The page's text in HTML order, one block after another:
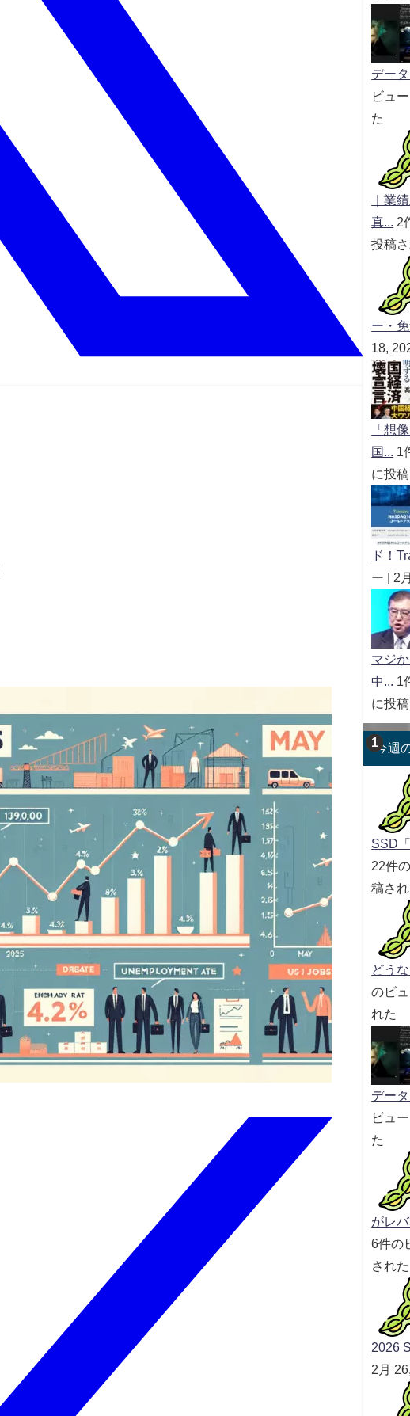
デー
ビュー
た
｜業
真... 2
投稿
ー・
18,
「想
国... 1
に投
ド！
ー
2
マジ
中... 1
に投
今週
SSD
22件
稿さ
どう
のビ
れた
デー
ビュー
た
がレ
6件の
された
2026
2月